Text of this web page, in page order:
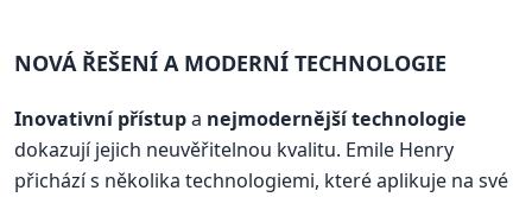
NOVÁ ŘEŠENÍ A MODERNÍ TECHNOLOGIE
Inovativní přístupa nejmodernější technologie
dokazují jejich neuvěřitelnou kvalitu. Emile Henry
přichází s několika technologiemi, které aplikuje na své